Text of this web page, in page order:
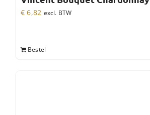
€ 6,82 excl. BTW
Bestel